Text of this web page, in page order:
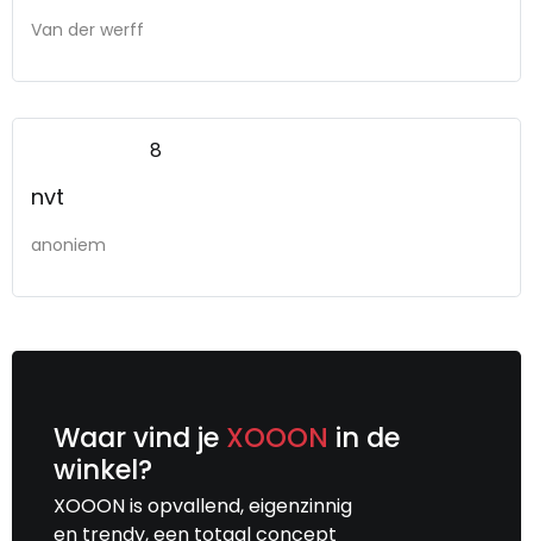
het computer systeem niet werkte
niet weer terug te komen.
Van der werff
8
nvt
anoniem
Waar vind je XOOON in de
winkel?
XOOON is opvallend, eigenzinnig
en trendy, een totaal concept